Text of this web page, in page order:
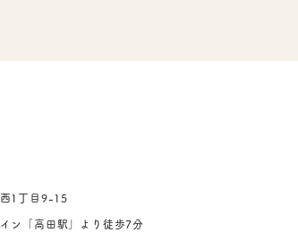
1丁目9-15
ン 「高田駅」より徒歩7分